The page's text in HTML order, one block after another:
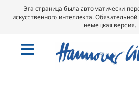
Эта страница была автоматически
искусственного интеллекта.
немецкая версия.